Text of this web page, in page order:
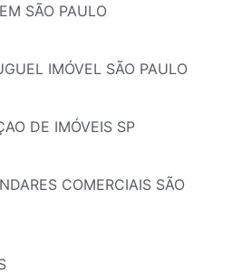
SÃO PAULO
IMÓVEL SÃO PAULO
DE IMÓVEIS SP
COMERCIAIS SÃO